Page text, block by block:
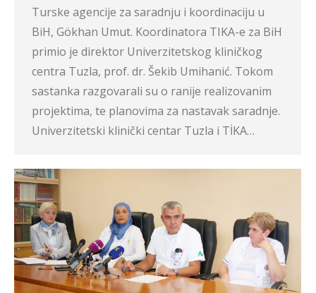
Turske agencije za saradnju i koordinaciju u
BiH, Gökhan Umut. Koordinatora TIKA-e za BiH
primio je direktor Univerzitetskog kliničkog
centra Tuzla, prof. dr. Šekib Umihanić. Tokom
sastanka razgovarali su o ranije realizovanim
projektima, te planovima za nastavak saradnje.
Univerzitetski klinički centar Tuzla i TİKA…